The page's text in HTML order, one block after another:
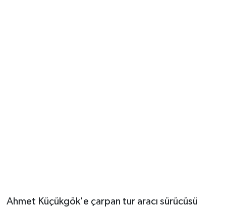
Ahmet Küçükgök'e çarpan tur aracı sürücüsü